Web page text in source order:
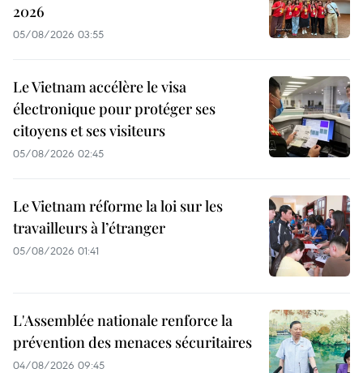
2026
05/08/2026 03:55
Le Vietnam accélère le visa
électronique pour protéger ses
citoyens et ses visiteurs
05/08/2026 02:45
Le Vietnam réforme la loi sur les
travailleurs à l’étranger
05/08/2026 01:41
L'Assemblée nationale renforce la
prévention des menaces sécuritaires
04/08/2026 09:45